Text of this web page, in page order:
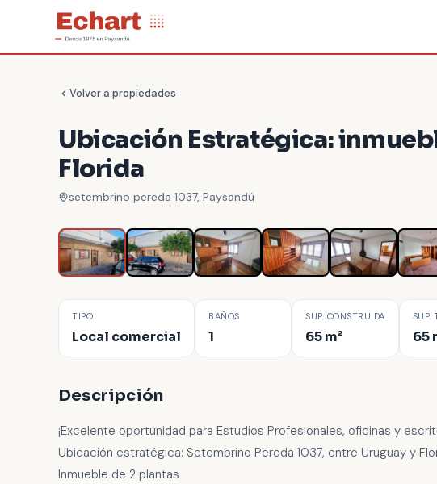
Volver a propiedades
Ubicación Estratégica:
Florida
setembrino pereda 1037, Paysandú
TIPO
Local comercial
BAÑOS
1
SUP. CONSTRUIDA
65 m²
SUP.
65
Descripción
¡Excelente oportunidad para Estudios Profesionales, oficinas y
Ubicación estratégica: Setembrino Pereda 1037, entre Uruguay y
Inmueble de 2 plantas